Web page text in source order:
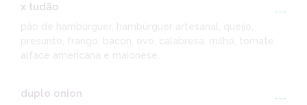
x tudão
---
presunto, frango, bacon, ovo, calabresa, milho, tomate,
alface americana e maionese.
duplo onion
---